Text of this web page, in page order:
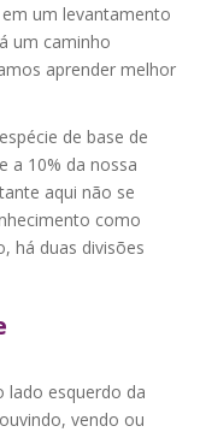
um levantamento
um caminho
aprender melhor
de base de
a 10% da nossa
aqui não se
como
há duas divisões
lado esquerdo da
vendo ou